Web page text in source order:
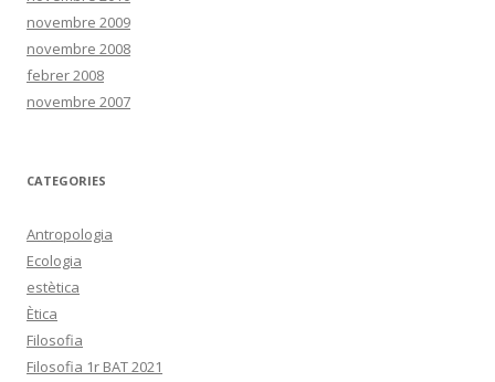
novembre 2009
novembre 2008
febrer 2008
novembre 2007
CATEGORIES
Antropologia
Ecologia
estètica
Ètica
Filosofia
Filosofia 1r BAT 2021